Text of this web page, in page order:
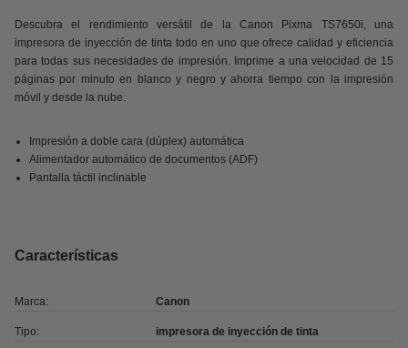
Descubra el rendimiento versátil de la Canon Pixma TS7650i, una
impresora de inyección de tinta todo en uno que ofrece calidad y eficiencia
para todas sus necesidades de impresión. Imprime a una velocidad de 15
páginas por minuto en blanco y negro y ahorra tiempo con la impresión
móvil y desde la nube.
Impresión a doble cara (dúplex) automática
Alimentador automático de documentos (ADF)
Pantalla táctil inclinable
Características
Marca: Canon
Tipo: impresora de inyección de tinta